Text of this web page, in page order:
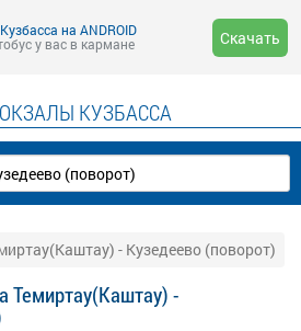
на ANDROID
у вас в кармане
Скачать
КУЗБАССА
- Кузедеево (поворот)
Темиртау(Каштау) -